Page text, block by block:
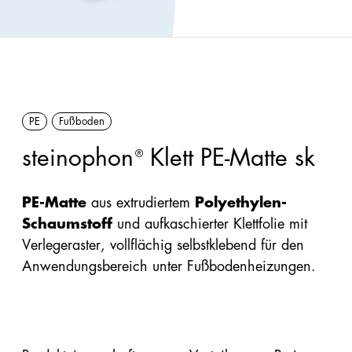
Sortimentsliste
Innendämmung
Sonstige:
Formen,
Flocken,
Ladungsträger
Snowfarming
PE Fußboden
steinophon ®Klett PE-Matte sk
PE-Matte aus extrudiertem Polyethylen-
Schaumstoff und aufkaschierter Klettfolie mit
Verlegeraster, vollflächig selbstklebend für den
Anwendungsbereich unter Fußbodenheizungen.